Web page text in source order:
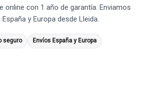
online con 1 año de garantía. Enviamos
y Europa desde Lleida.
seguro Envíos España y Europa